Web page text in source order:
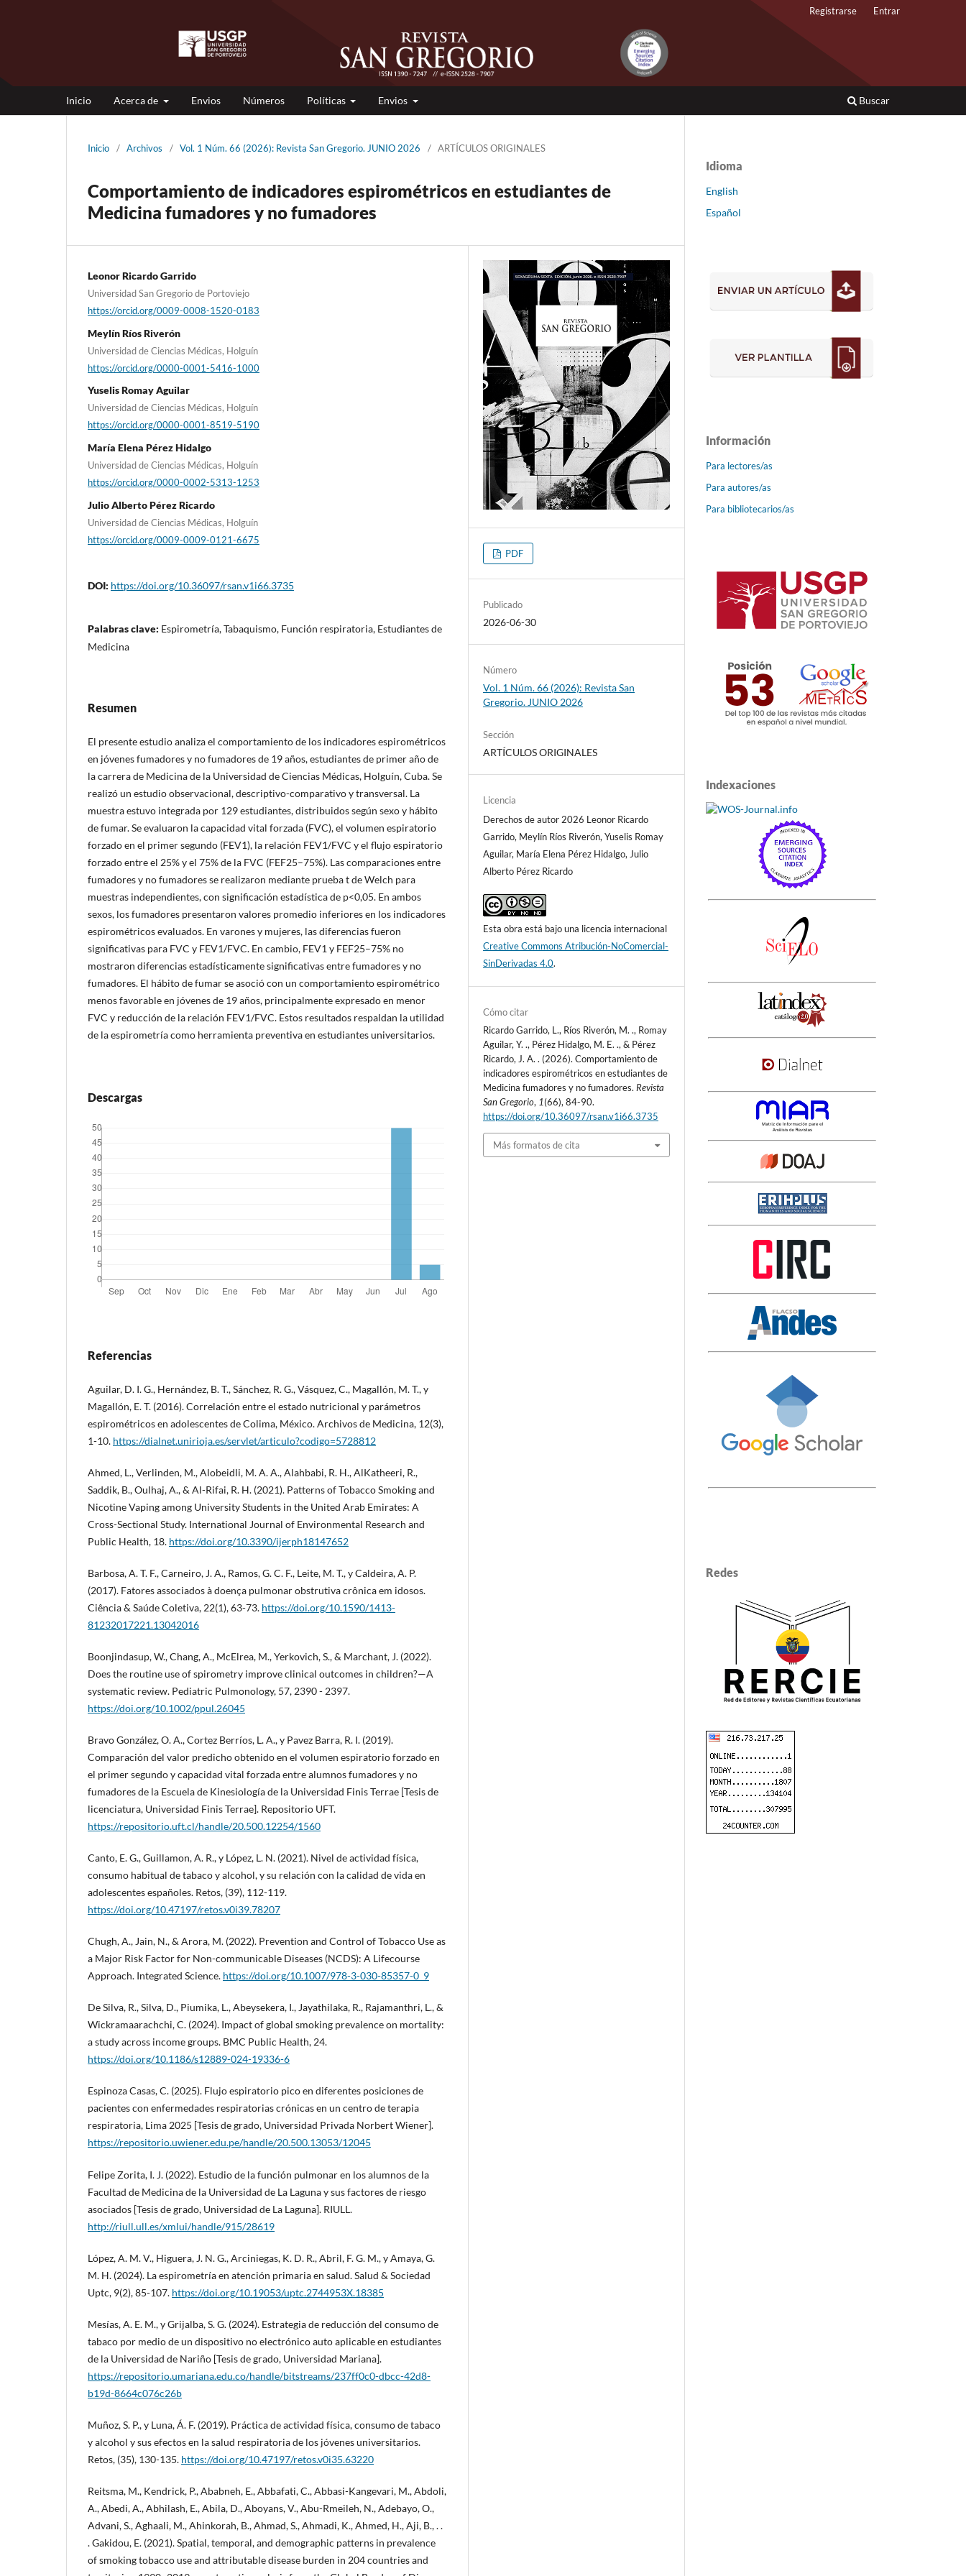
Inicio Acerca de Envios Números Políticas Envios Buscar
Registrarse Entrar
Inicio / Archivos / Vol. 1 Núm. 66 (2026): Revista San Gregorio. JUNIO 2026 / ARTÍCULOS ORIGINALES
Comportamiento de indicadores espirométricos en estudiantes de
Medicina fumadores y no fumadores
Leonor Ricardo Garrido
Universidad San Gregorio de Portoviejo
https://orcid.org/0009-0008-1520-0183
Meylín Ríos Riverón
Universidad de Ciencias Médicas, Holguín
https://orcid.org/0000-0001-5416-1000
Yuselis Romay Aguilar
Universidad de Ciencias Médicas, Holguín
https://orcid.org/0000-0001-8519-5190
María Elena Pérez Hidalgo
Universidad de Ciencias Médicas, Holguín
https://orcid.org/0000-0002-5313-1253
Julio Alberto Pérez Ricardo
Universidad de Ciencias Médicas, Holguín
https://orcid.org/0009-0009-0121-6675
DOI: https://doi.org/10.36097/rsan.v1i66.3735
Palabras clave: Espirometría, Tabaquismo, Función respiratoria, Estudiantes de
Medicina
Resumen
El presente estudio analiza el comportamiento de los indicadores espirométricos
en jóvenes fumadores y no fumadores de 19 años, estudiantes de primer año de
la carrera de Medicina de la Universidad de Ciencias Médicas, Holguín, Cuba. Se
realizó un estudio observacional, descriptivo-comparativo y transversal. La
muestra estuvo integrada por 129 estudiantes, distribuidos según sexo y hábito
de fumar. Se evaluaron la capacidad vital forzada (FVC), el volumen espiratorio
forzado en el primer segundo (FEV1), la relación FEV1/FVC y el flujo espiratorio
forzado entre el 25% y el 75% de la FVC (FEF25–75%). Las comparaciones entre
fumadores y no fumadores se realizaron mediante prueba t de Welch para
muestras independientes, con significación estadística de p<0,05. En ambos
sexos, los fumadores presentaron valores promedio inferiores en los indicadores
espirométricos evaluados. En varones y mujeres, las diferencias fueron
significativas para FVC y FEV1/FVC. En cambio, FEV1 y FEF25–75% no
mostraron diferencias estadísticamente significativas entre fumadores y no
fumadores. El hábito de fumar se asoció con un comportamiento espirométrico
menos favorable en jóvenes de 19 años, principalmente expresado en menor
FVC y reducción de la relación FEV1/FVC. Estos resultados respaldan la utilidad
de la espirometría como herramienta preventiva en estudiantes universitarios.
Descargas
Referencias
Aguilar, D. I. G., Hernández, B. T., Sánchez, R. G., Vásquez, C., Magallón, M. T., y
Magallón, E. T. (2016). Correlación entre el estado nutricional y parámetros
espirométricos en adolescentes de Colima, México. Archivos de Medicina, 12(3),
1-10. https://dialnet.unirioja.es/servlet/articulo?codigo=5728812
Ahmed, L., Verlinden, M., Alobeidli, M. A. A., Alahbabi, R. H., AlKatheeri, R.,
Saddik, B., Oulhaj, A., & Al-Rifai, R. H. (2021). Patterns of Tobacco Smoking and
Nicotine Vaping among University Students in the United Arab Emirates: A
Cross-Sectional Study. International Journal of Environmental Research and
Public Health, 18. https://doi.org/10.3390/ijerph18147652
Barbosa, A. T. F., Carneiro, J. A., Ramos, G. C. F., Leite, M. T., y Caldeira, A. P.
(2017). Fatores associados à doença pulmonar obstrutiva crônica em idosos.
Ciência & Saúde Coletiva, 22(1), 63-73. https://doi.org/10.1590/1413-
81232017221.13042016
Boonjindasup, W., Chang, A., McElrea, M., Yerkovich, S., & Marchant, J. (2022).
Does the routine use of spirometry improve clinical outcomes in children?—A
systematic review. Pediatric Pulmonology, 57, 2390 - 2397.
https://doi.org/10.1002/ppul.26045
Bravo González, O. A., Cortez Berríos, L. A., y Pavez Barra, R. I. (2019).
Comparación del valor predicho obtenido en el volumen espiratorio forzado en
el primer segundo y capacidad vital forzada entre alumnos fumadores y no
fumadores de la Escuela de Kinesiología de la Universidad Finis Terrae [Tesis de
licenciatura, Universidad Finis Terrae]. Repositorio UFT.
https://repositorio.uft.cl/handle/20.500.12254/1560
Canto, E. G., Guillamon, A. R., y López, L. N. (2021). Nivel de actividad física,
consumo habitual de tabaco y alcohol, y su relación con la calidad de vida en
adolescentes españoles. Retos, (39), 112-119.
https://doi.org/10.47197/retos.v0i39.78207
Chugh, A., Jain, N., & Arora, M. (2022). Prevention and Control of Tobacco Use as
a Major Risk Factor for Non-communicable Diseases (NCDS): A Lifecourse
Approach. Integrated Science. https://doi.org/10.1007/978-3-030-85357-0_9
De Silva, R., Silva, D., Piumika, L., Abeysekera, I., Jayathilaka, R., Rajamanthri, L., &
Wickramaarachchi, C. (2024). Impact of global smoking prevalence on mortality:
a study across income groups. BMC Public Health, 24.
https://doi.org/10.1186/s12889-024-19336-6
Espinoza Casas, C. (2025). Flujo espiratorio pico en diferentes posiciones de
pacientes con enfermedades respiratorias crónicas en un centro de terapia
respiratoria, Lima 2025 [Tesis de grado, Universidad Privada Norbert Wiener].
https://repositorio.uwiener.edu.pe/handle/20.500.13053/12045
Felipe Zorita, I. J. (2022). Estudio de la función pulmonar en los alumnos de la
Facultad de Medicina de la Universidad de La Laguna y sus factores de riesgo
asociados [Tesis de grado, Universidad de La Laguna]. RIULL.
http://riull.ull.es/xmlui/handle/915/28619
López, A. M. V., Higuera, J. N. G., Arciniegas, K. D. R., Abril, F. G. M., y Amaya, G.
M. H. (2024). La espirometría en atención primaria en salud. Salud & Sociedad
Uptc, 9(2), 85-107. https://doi.org/10.19053/uptc.2744953X.18385
Mesías, A. E. M., y Grijalba, S. G. (2024). Estrategia de reducción del consumo de
tabaco por medio de un dispositivo no electrónico auto aplicable en estudiantes
de la Universidad de Nariño [Tesis de grado, Universidad Mariana].
https://repositorio.umariana.edu.co/handle/bitstreams/237ff0c0-dbcc-42d8-
b19d-8664c076c26b
Muñoz, S. P., y Luna, Á. F. (2019). Práctica de actividad física, consumo de tabaco
y alcohol y sus efectos en la salud respiratoria de los jóvenes universitarios.
Retos, (35), 130-135. https://doi.org/10.47197/retos.v0i35.63220
Reitsma, M., Kendrick, P., Ababneh, E., Abbafati, C., Abbasi-Kangevari, M., Abdoli,
A., Abedi, A., Abhilash, E., Abila, D., Aboyans, V., Abu-Rmeileh, N., Adebayo, O.,
Advani, S., Aghaali, M., Ahinkorah, B., Ahmad, S., Ahmadi, K., Ahmed, H., Aji, B., . .
. Gakidou, E. (2021). Spatial, temporal, and demographic patterns in prevalence
of smoking tobacco use and attributable disease burden in 204 countries and
PDF
Publicado
2026-06-30
Número
Vol. 1 Núm. 66 (2026): Revista San
Gregorio. JUNIO 2026
Sección
ARTÍCULOS ORIGINALES
Licencia
Derechos de autor 2026 Leonor Ricardo
Garrido, Meylín Ríos Riverón, Yuselis Romay
Aguilar, María Elena Pérez Hidalgo, Julio
Alberto Pérez Ricardo
Esta obra está bajo una licencia internacional
Creative Commons Atribución-NoComercial-
SinDerivadas 4.0.
Cómo citar
Ricardo Garrido, L., Ríos Riverón, M. ., Romay
Aguilar, Y. ., Pérez Hidalgo, M. E. ., & Pérez
Ricardo, J. A. . (2026). Comportamiento de
indicadores espirométricos en estudiantes de
Medicina fumadores y no fumadores. Revista
San Gregorio, 1(66), 84-90.
https://doi.org/10.36097/rsan.v1i66.3735
Más formatos de cita
Idioma
English
Español
Información
Para lectores/as
Para autores/as
Para bibliotecarios/as
Indexaciones
Redes